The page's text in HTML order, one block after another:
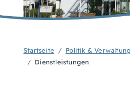
Startseite Politik & Verwaltung
Dienstleistungen